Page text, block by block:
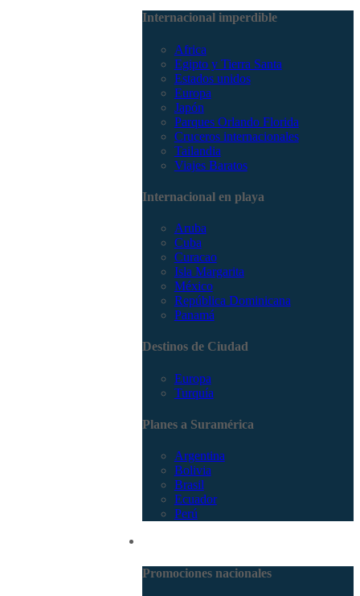
Internacional imperdible
Africa
Egipto y Tierra Santa
Estados unidos
Europa
Japón
Parques Orlando Florida
Cruceros internacionales
Tailandia
Viajes Baratos
Internacional en playa
Aruba
Cuba
Curacao
Isla Margarita
México
República Dominicana
Panamá
Destinos de Ciudad
Europa
Turquía
Planes a Suramérica
Argentina
Bolivia
Brasil
Ecuador
Perú
Promociones nacionales